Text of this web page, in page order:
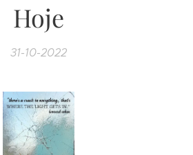
Hoje
31-10-2022